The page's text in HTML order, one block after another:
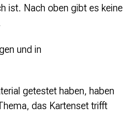
ist. Nach oben gibt es keine
und in
getestet haben, haben
das Kartenset trifft